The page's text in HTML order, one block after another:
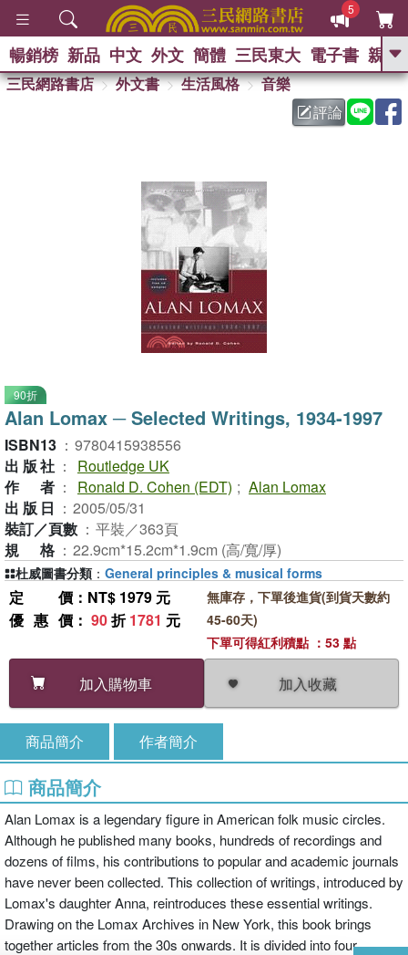
5
GO
暢銷榜 新品 中文 外文 簡體 三民東大 電子書 親子
三民網路書店 外文書 生活風格
音樂
評論
90折
Alan Lomax ─ Selected Writings, 1934-1997
ISBN13 ： 9780415938556
出版社 ：
Routledge UK
作者 ： Ronald D. Cohen (EDT) ; Alan Lomax
出版日 ： 2005/05/31
裝訂／頁數 ： 平裝／363頁
規格 ： 22.9cm*15.2cm*1.9cm (高/寬/厚)
定價 ：NT$ 1979 元
優惠價 ： 90折1781 元
加入購物車 加入收藏
無庫存，下單後進貨(到貨天數約
45-60天)
下單可得紅利積點 ：53 點
杜威圖書分類 ： General principles & musical forms
商品簡介 作者簡介
商品簡介
Alan Lomax is a legendary figure in American folk music circles.
Although he published many books, hundreds of recordings and
dozens of films, his contributions to popular and academic journals
have never been collected. This collection of writings, introduced by
Lomax's daughter Anna, reintroduces these essential writings.
Drawing on the Lomax Archives in New York, this book brings
together articles from the 30s onwards. It is divided into four